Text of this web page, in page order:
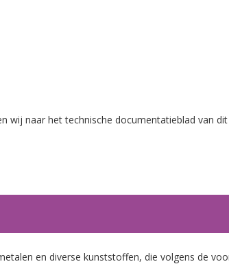
wij naar het technische documentatieblad van
en diverse kunststoffen, die volgens de